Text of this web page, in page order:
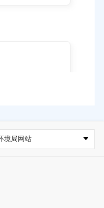
用世界最高安全
统一、能动与
工程第二台机
境局网站